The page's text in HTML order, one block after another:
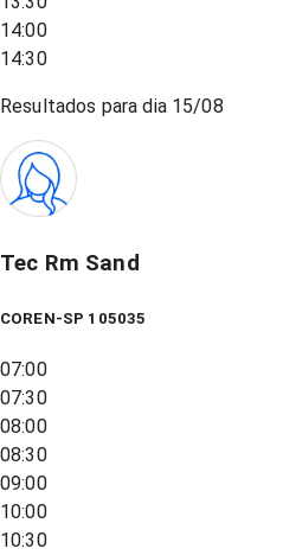
14:00
14:30
Resultados para dia 15/08
Tec Rm Sand
COREN-SP 105035
07:00
07:30
08:00
08:30
09:00
10:00
10:30